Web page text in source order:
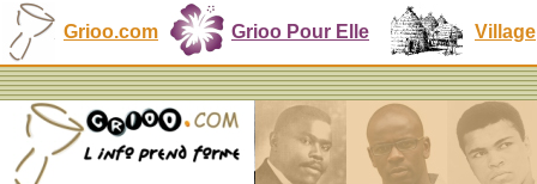
Grioo.com Grioo Pour Elle Village